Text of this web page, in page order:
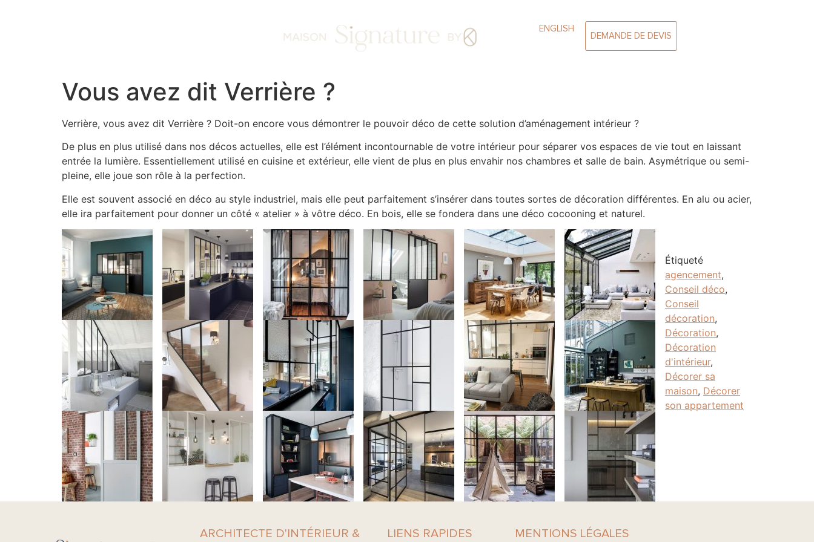
ENGLISH
DEMANDE DE DEVIS
Vous avez dit Verrière ?
Verrière, vous avez dit Verrière ? Doit-on encore vous démontrer le pouvoir déco de cette solution d’aménagement intérieur ?
De plus en plus utilisé dans nos décos actuelles, elle est l’élément incontournable de votre intérieur pour séparer vos espaces de vie tout en laissant
entrée la lumière. Essentiellement utilisé en cuisine et extérieur, elle vient de plus en plus envahir nos chambres et salle de bain. Asymétrique ou semi-
pleine, elle joue son rôle à la perfection.
Elle est souvent associé en déco au style industriel, mais elle peut parfaitement s’insérer dans toutes sortes de décoration différentes. En alu ou acier,
elle ira parfaitement pour donner un côté « atelier » à vôtre déco. En bois, elle se fondera dans une déco cocooning et naturel.
Étiqueté
agencement,
Conseil déco,
Conseil
décoration,
Décoration,
Décoration
d'intérieur,
Décorer sa
maison, Décorer
son appartement
ARCHITECTE D'INTÉRIEUR & LIENS RAPIDES MENTIONS LÉGALES